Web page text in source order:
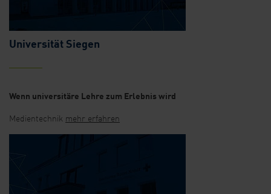
Universität Siegen
Wenn universitäre Lehre zum Erlebnis wird
Medientechnik mehr erfahren